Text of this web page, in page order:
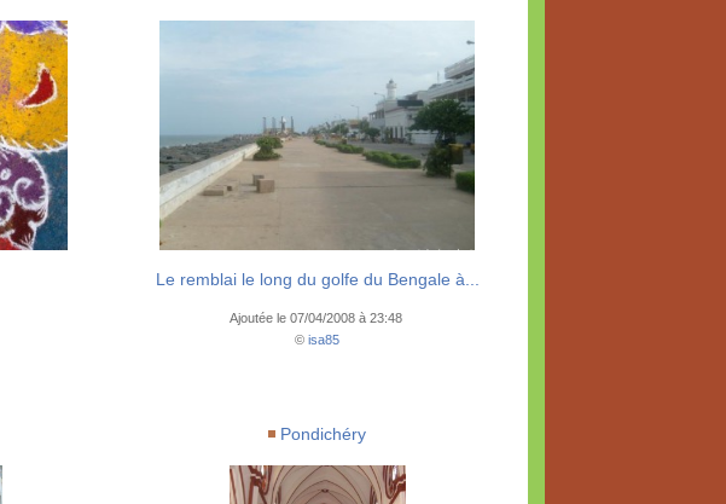
Le remblai le long du golfe du Bengale à...
Ajoutée le 07/04/2008 à 23:48
©isa85
Pondichéry